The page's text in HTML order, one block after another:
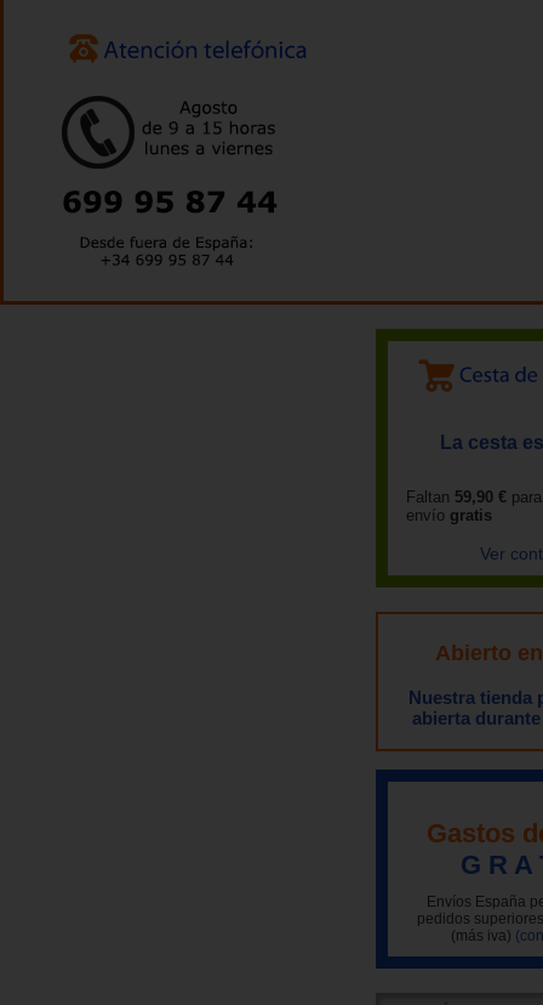
La cesta
Faltan 59,90 €
envío gratis
Ver
Abierto
Nuestra tienda
abierta
Gastos
G R A
Envíos España
pedidos
(más iva)